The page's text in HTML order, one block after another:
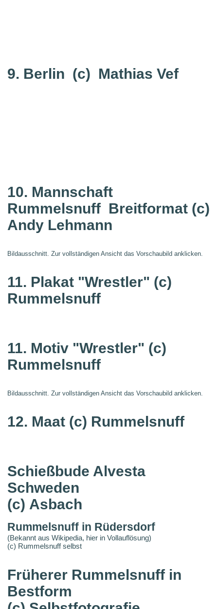
9. Berlin (c) Mathias Vef
10. Mannschaft
Rummelsnuff Breitformat (c)
Andy Lehmann
Bildausschnitt. Zur vollständigen Ansicht das Vorschaubild anklicken.
11. Plakat "Wrestler" (c)
Rummelsnuff
11. Motiv "Wrestler" (c)
Rummelsnuff
Bildausschnitt. Zur vollständigen Ansicht das Vorschaubild anklicken.
12. Maat (c) Rummelsnuff
Schießbude Alvesta
Schweden
(c) Asbach
Rummelsnuff in Rüdersdorf
(Bekannt aus Wikipedia, hier in Vollauflösung)
(c) Rummelsnuff selbst
Früherer Rummelsnuff in
Bestform